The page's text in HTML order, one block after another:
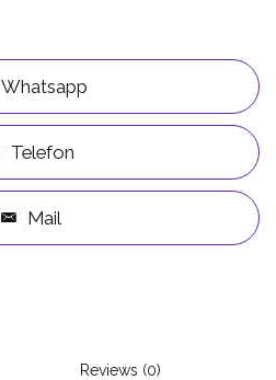
Whatsapp
Telefon
Mail
Reviews (0)